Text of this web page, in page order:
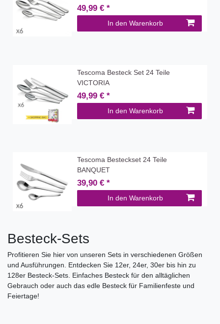
49,99 € *
In den Warenkorb
Tescoma Besteck Set 24 Teile
VICTORIA
49,99 € *
In den Warenkorb
Tescoma Besteckset 24 Teile
BANQUET
39,90 € *
In den Warenkorb
Besteck-Sets
Profitieren Sie hier von unseren Sets in verschiedenen Größen
und Ausführungen. Entdecken Sie 12er, 24er, 30er bis hin zu
128er Besteck-Sets. Einfaches Besteck für den alltäglichen
Gebrauch oder auch das edle Besteck für Familienfeste und
Feiertage!